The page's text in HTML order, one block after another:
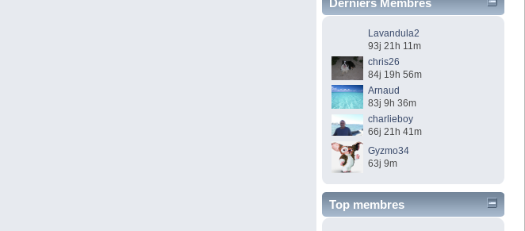
Derniers Membres
Lavandula2
93j 21h 11m
chris26
84j 19h 56m
Arnaud
83j 9h 36m
charlieboy
66j 21h 41m
Gyzmo34
63j 9m
Top membres